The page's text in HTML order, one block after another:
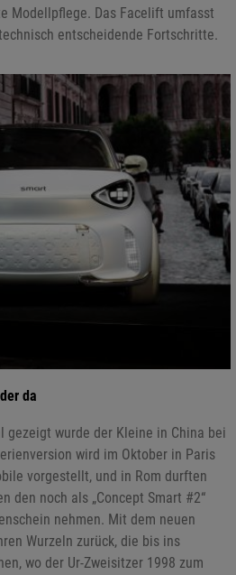
Modellpflege. Das Facelift umfasst
entscheidende Fortschritte.
da
gezeigt wurde der Kleine in China bei
wird im Oktober in Paris
vorgestellt, und in Rom durften
den noch als „Concept Smart #2“
nehmen. Mit dem neuen
Wurzeln zurück, die bis ins
wo der Ur-Zweisitzer 1998 zum